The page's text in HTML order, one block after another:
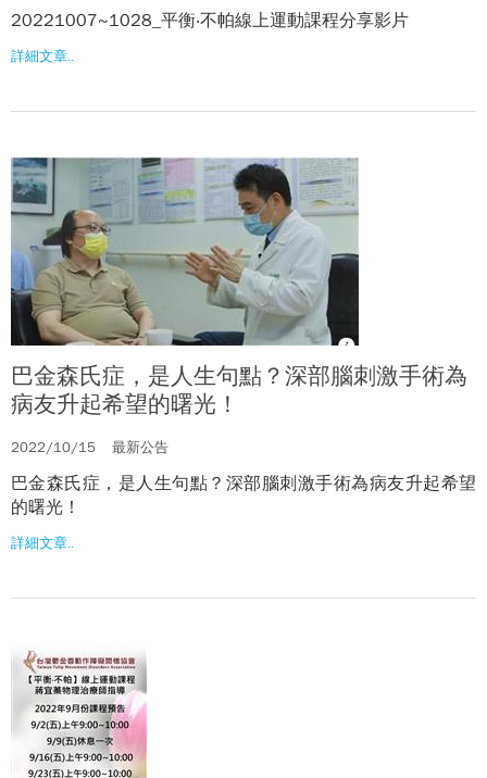
20221007~1028_平衡‧不帕線上運動課程分享影片
詳細文章..
巴金森氏症，是人生句點？深部腦刺激手術為
病友升起希望的曙光！
2022/10/15 最新公告
巴金森氏症，是人生句點？深部腦刺激手術為病友升起希望
的曙光！
詳細文章..